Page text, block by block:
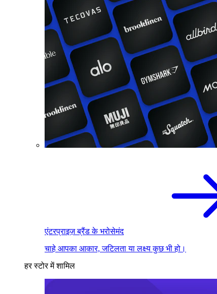
एंटरप्राइज़ ब्रैंड के भरोसेमंद
चाहे आपका आकार, जटिलता या लक्ष्य कुछ भी हो।
हर स्टोर में शामिल